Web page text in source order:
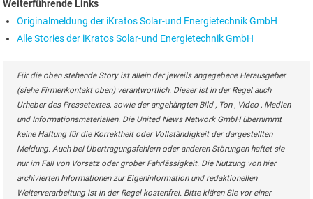
Weiterführende Links
Originalmeldung der iKratos Solar-und Energietechnik GmbH
Alle Stories der iKratos Solar-und Energietechnik GmbH
Für die oben stehende Story ist allein der jeweils angegebene Herausgeber
(siehe Firmenkontakt oben) verantwortlich. Dieser ist in der Regel auch
Urheber des Pressetextes, sowie der angehängten Bild-, Ton-, Video-, Medien-
und Informationsmaterialien. Die United News Network GmbH übernimmt
keine Haftung für die Korrektheit oder Vollständigkeit der dargestellten
Meldung. Auch bei Übertragungsfehlern oder anderen Störungen haftet sie
nur im Fall von Vorsatz oder grober Fahrlässigkeit. Die Nutzung von hier
archivierten Informationen zur Eigeninformation und redaktionellen
Weiterverarbeitung ist in der Regel kostenfrei. Bitte klären Sie vor einer